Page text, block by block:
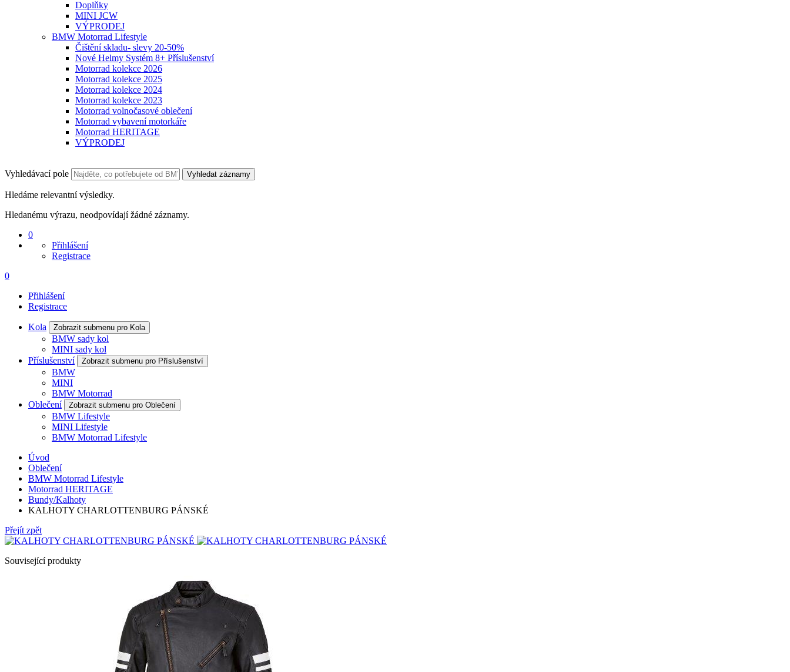
Doplňky
MINI JCW
VÝPRODEJ
BMW Motorrad Lifestyle
Čištění skladu- slevy 20-50%
Nové Helmy Systém 8+ Příslušenství
Motorrad kolekce 2026
Motorrad kolekce 2025
Motorrad kolekce 2024
Motorrad kolekce 2023
Motorrad volnočasové oblečení
Motorrad vybavení motorkáře
Motorrad HERITAGE
VÝPRODEJ
Vyhledávací pole Vyhledat záznamy
Hledáme relevantní výsledky.
Hledanému výrazu, neodpovídají žádné záznamy.
0
Přihlášení
Registrace
0
Přihlášení
Registrace
Kola Zobrazit submenu pro Kola
BMW sady kol
MINI sady kol
Příslušenství
Zobrazit submenu pro Příslušenství
BMW
MINI
BMW Motorrad
Oblečení
Zobrazit submenu pro Oblečení
BMW Lifestyle
MINI Lifestyle
BMW Motorrad Lifestyle
Úvod
Oblečení
BMW Motorrad Lifestyle
Motorrad HERITAGE
Bundy/Kalhoty
KALHOTY CHARLOTTENBURG PÁNSKÉ
Přejít zpět
Související produkty